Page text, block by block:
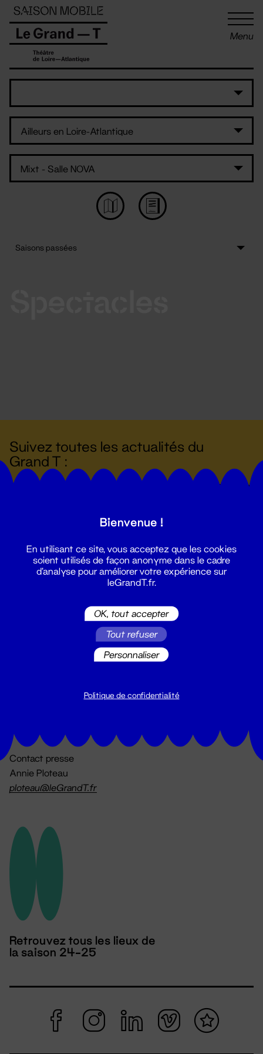
Menu
Suivez toutes les actualités du
Grand T :
billetterie@leGrandT.fr
Du lundi au vendredi 14h → 18h
Contact presse
Annie Ploteau
ploteau@leGrandT.fr
Retrouvez tous les lieux de
la saison 24-25
Panneau de gestion des cookies
Bienvenue !
En utilisant ce site, vous acceptez que les cookies
soient utilisés de façon anonyme dans le cadre
d'analyse pour améliorer votre expérience sur
leGrandT.fr.
OK, tout accepter
Tout refuser
Personnaliser
Politique de confidentialité